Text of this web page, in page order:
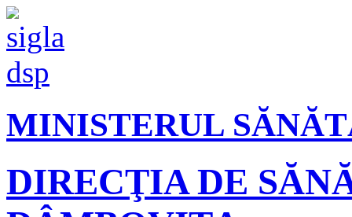
MINISTERUL
DIRECŢIA DE